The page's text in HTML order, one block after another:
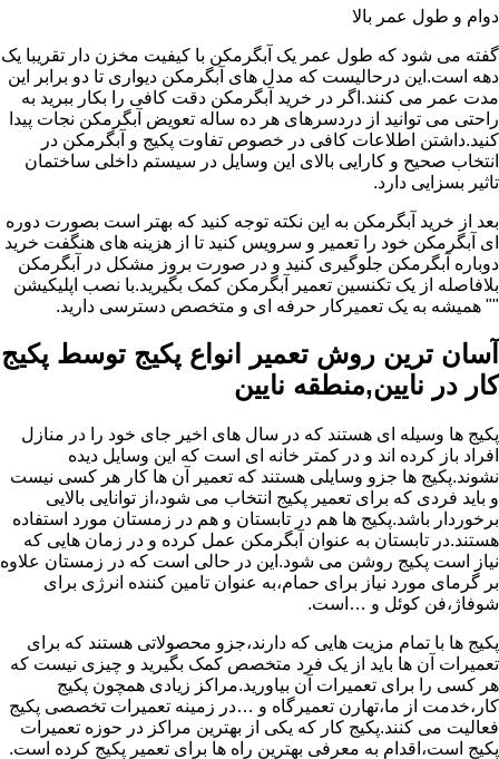
دوام و طول عمر بالا
گفته می شود که طول عمر یک آبگرمکن با کیفیت مخزن دار تقریبا یک
دهه است.این درحالیست که مدل های آبگرمکن دیواری تا دو برابر این
مدت عمر می کنند.اگر در خرید آبگرمکن دقت کافی را بکار ببرید به
راحتی می توانید از دردسرهای هر ده ساله تعویض آبگرمکن نجات پیدا
کنید.داشتن اطلاعات کافی در خصوص تفاوت پکیج و آبگرمکن در
انتخاب صحیح و کارایی بالای این وسایل در سیستم داخلی ساختمان
تاثیر بسزایی دارد.
بعد از خرید آبگرمکن به این نکته توجه کنید که بهتر است بصورت دوره
ای آبگرمکن خود را تعمیر و سرویس کنید تا از هزینه های هنگفت خرید
دوباره آبگرمکن جلوگیری کنید و در صورت بروز مشکل در آبگرمکن
بلافاصله از یک تکنسین تعمیر آبگرمکن کمک بگیرید.با نصب اپلیکیشن
"" همیشه به یک تعمیرکار حرفه ای و متخصص دسترسی دارید.
آسان ترین روش تعمیر انواع پکیج توسط پکیج
کار در نایین,منطقه نایین
پکیج ها وسیله ای هستند که در سال های اخیر جای خود را در منازل
افراد باز کرده اند و در کمتر خانه ای است که این وسایل دیده
نشوند.پکیج ها جزو وسایلی هستند که تعمیر آن ها کار هر کسی نیست
و باید فردی که برای تعمیر پکیج انتخاب می شود،از توانایی بالایی
برخوردار باشد.پکیج ها هم در تابستان و هم در زمستان مورد استفاده
هستند.در تابستان به عنوان آبگرمکن عمل کرده و در زمان هایی که
نیاز است پکیج روشن می شود.این در حالی است که در زمستان علاوه
بر گرمای مورد نیاز برای حمام،به عنوان تامین کننده انرژی برای
شوفاژ،فن کوئل و …است.
پکیج ها با تمام مزیت هایی که دارند،جزو محصولاتی هستند که برای
تعمیرات آن ها باید از یک فرد متخصص کمک بگیرید و چیزی نیست که
هر کسی را برای تعمیرات آن بیاورید.مراکز زیادی همچون پکیج
کار،خدمت از ما،تهارن تعمیرگاه و …در زمینه تعمیرات تخصصی پکیج
فعالیت می کنند.پکیج کار که یکی از بهترین مراکز در حوزه تعمیرات
پکیج است،اقدام به معرفی بهترین راه ها برای تعمیر پکیج کرده است.